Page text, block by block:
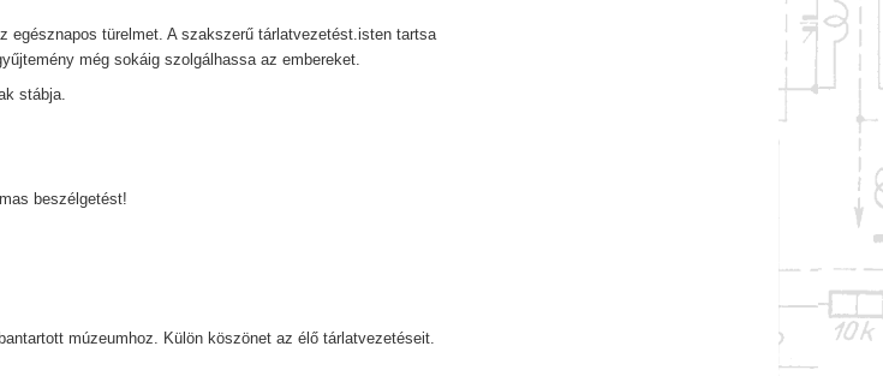
egésznapos türelmet. A szakszerű tárlatvezetést.isten tartsa
még sokáig szolgálhassa az embereket.
stábja.
beszélgetést!
múzeumhoz. Külön köszönet az élő tárlatvezetéseit.